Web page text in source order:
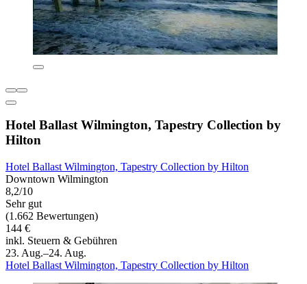
Hotel Ballast Wilmington, Tapestry Collection by
Hilton
Hotel Ballast Wilmington, Tapestry Collection by Hilton
Downtown Wilmington
8,2/10
Sehr gut
(1.662 Bewertungen)
144 €
inkl. Steuern & Gebühren
23. Aug.–24. Aug.
Hotel Ballast Wilmington, Tapestry Collection by Hilton